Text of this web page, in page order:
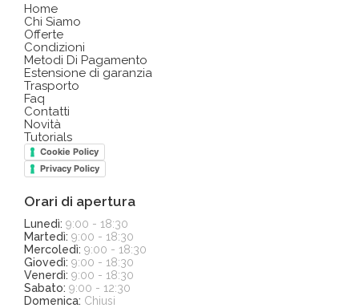
Home
Chi Siamo
Offerte
Condizioni
Metodi Di Pagamento
Estensione di garanzia
Trasporto
Faq
Contatti
Novità
Tutorials
Cookie Policy
Privacy Policy
Orari di apertura
Lunedì: 9:00 - 18:30
Martedì: 9:00 - 18:30
Mercoledì: 9:00 - 18:30
Giovedì: 9:00 - 18:30
Venerdì: 9:00 - 18:30
Sabato: 9:00 - 12:30
Domenica: Chiusi